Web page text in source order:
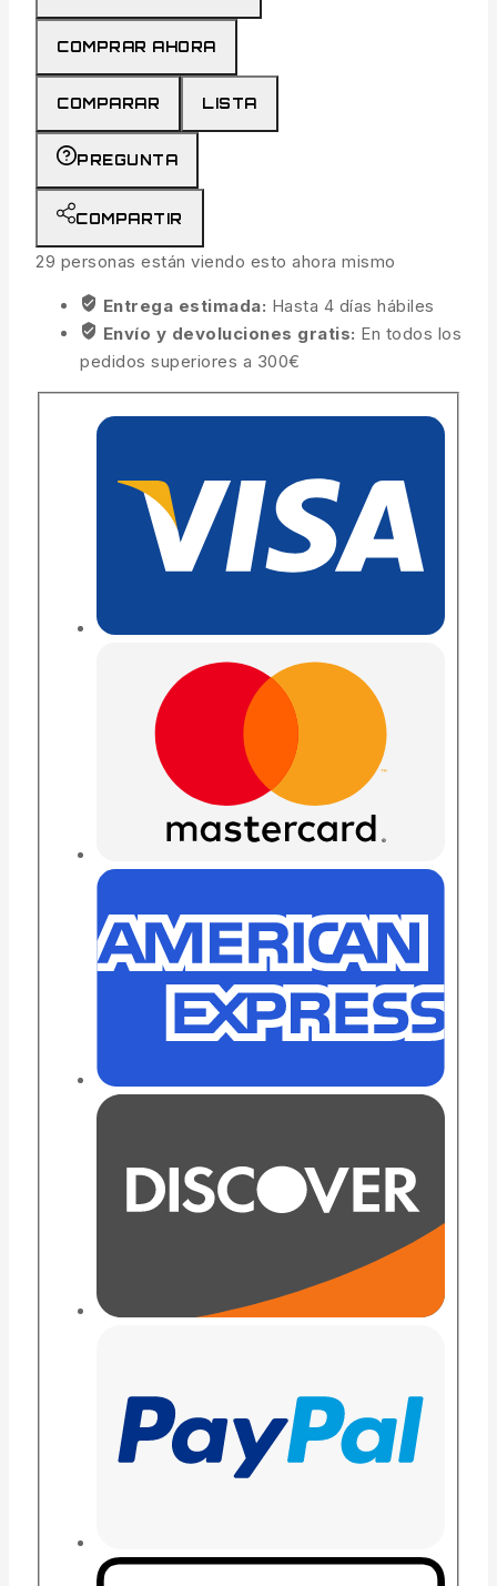
COMPRAR AHORA
COMPARAR LISTA
PREGUNTA
COMPARTIR
29 personas están viendo esto ahora mismo
Entrega estimada: Hasta 4 días hábiles
Envío y devoluciones gratis: En todos los
pedidos superiores a 300€